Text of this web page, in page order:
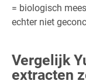
= biologisch
echter niet
Vergelijk
extracten